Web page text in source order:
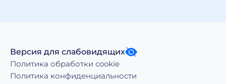
Версия для слабовидящих
Политика обработки cookie
Политика конфиденциальности